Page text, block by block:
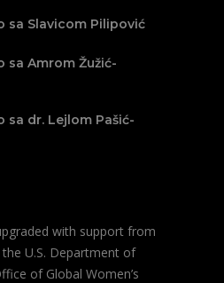
sa Slavicom Pilipović
sa Amrom Žužić-
sa dr. Lejlom Pašić-
with support from
U.S. Department of
of Global Women’s